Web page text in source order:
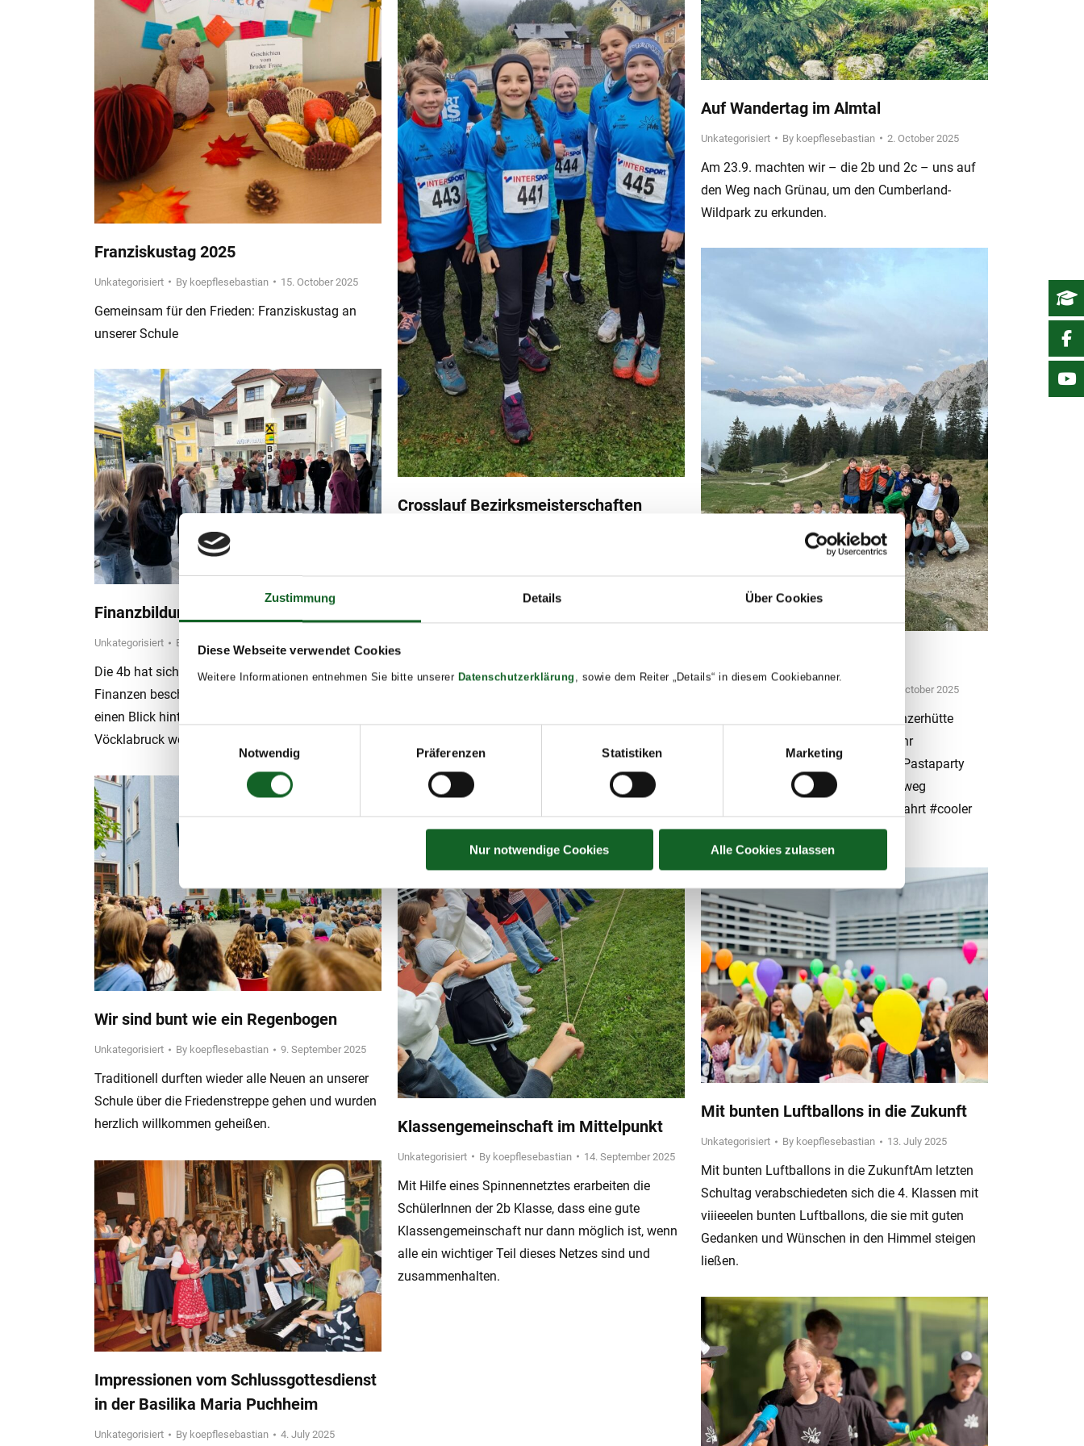
Zustimmung Details Über Cookies
Diese Webseite verwendet Cookies
Weitere Informationen entnehmen Sie bitte unserer Datenschutzerklärung , sowie dem Reiter „Details“ in diesem Cookiebanner.
Notwendig
Präferenzen Statistiken Marketing
Nur notwendige Cookies Alle Cookies zulassen
Franziskustag 2025
Unkategorisiert By koepflesebastian 15. October 2025
Gemeinsam für den Frieden: Franziskustag an
unserer Schule
Crosslauf Bezirksmeisterschaften
auch sehr erfolgreich. Vier Einzelpodeste und zwei
Gruppensieger rundeten die…
Auf Wandertag im Almtal
Unkategorisiert By koepflesebastian 2. October 2025
Am 23.9. machten wir – die 2b und 2c – uns auf
den Weg nach Grünau, um den Cumberland-
Wildpark zu erkunden.
1. October 2025
#2tägiger Wandertag 3b,3c #Gablonzerhütte
#Aufstieg #Herrenweg #Kanonenrohr
#Outdooraktivitaten #Zwieselalm #Pastaparty
#Hüttengaudi #Lagerfeeling #Rundweg
#Gosausee #Eiszeit #müde #Heimfahrt #cooler
Ausflug#
Finanzbildung
Unkategorisiert By koepflesebastian 21. September 2025
Die 4b hat sich im Unterricht mit dem Thema
Finanzen beschäftigt – und durfte dafür sogar
einen Blick hinter die Kulissen der Raiffeisenbank
Vöcklabruck werfen.
Klassengemeinschaft im Mittelpunkt
Unkategorisiert By koepflesebastian 14. September 2025
Mit Hilfe eines Spinnennetztes erarbeiten die
SchülerInnen der 2b Klasse, dass eine gute
Klassengemeinschaft nur dann möglich ist, wenn
alle ein wichtiger Teil dieses Netzes sind und
zusammenhalten.
Wir sind bunt wie ein Regenbogen
Unkategorisiert By koepflesebastian 9. September 2025
Traditionell durften wieder alle Neuen an unserer
Schule über die Friedenstreppe gehen und wurden
herzlich willkommen geheißen.
Mit bunten Luftballons in die Zukunft
Unkategorisiert By koepflesebastian 13. July 2025
Mit bunten Luftballons in die ZukunftAm letzten
Schultag verabschiedeten sich die 4. Klassen mit
viiieeelen bunten Luftballons, die sie mit guten
Gedanken und Wünschen in den Himmel steigen
ließen.
Impressionen vom Schlussgottesdienst
in der Basilika Maria Puchheim
Unkategorisiert By koepflesebastian 4. July 2025